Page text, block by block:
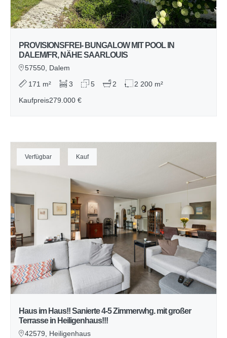
PROVISIONSFREI- BUNGALOW MIT POOL IN
DALEM/FR, NÄHE SAARLOUIS
57550, Dalem
171 m² 3 5 2
2 200 m²
Kaufpreis279.000 €
Verfügbar Kauf
Haus im Haus!! Sanierte 4-5 Zimmerwhg. mit großer
Terrasse in Heiligenhaus!!!
42579, Heiligenhaus